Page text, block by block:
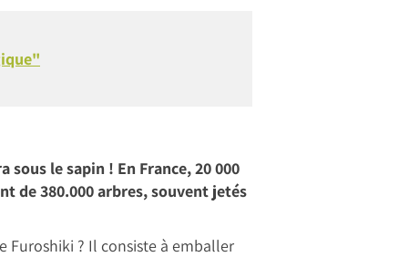
le sapin ! En France, 20 000
de 380.000 arbres, souvent jetés
Furoshiki ? Il consiste à emballer